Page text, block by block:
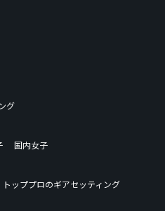
グ
国内女子
トッププロのギアセッティング